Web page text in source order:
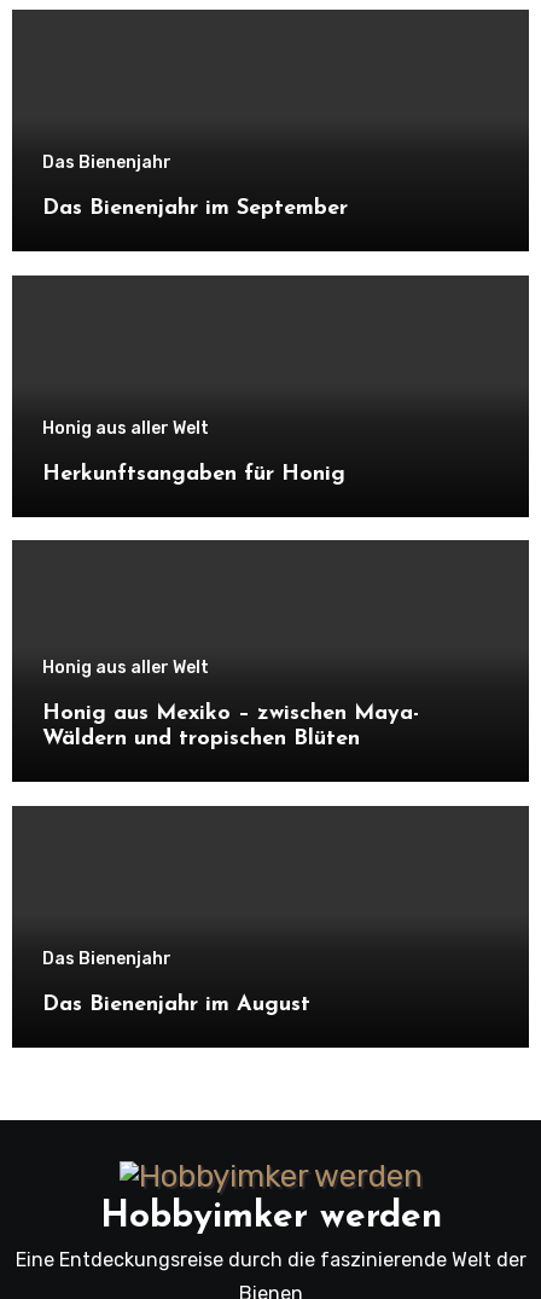
Das Bienenjahr
Das Bienenjahr im September
Honig aus aller Welt
Herkunftsangaben für Honig
Honig aus aller Welt
Honig aus Mexiko – zwischen Maya-
Wäldern und tropischen Blüten
Das Bienenjahr
Das Bienenjahr im August
Hobbyimker werden
Eine Entdeckungsreise durch die faszinierende Welt der
Bienen